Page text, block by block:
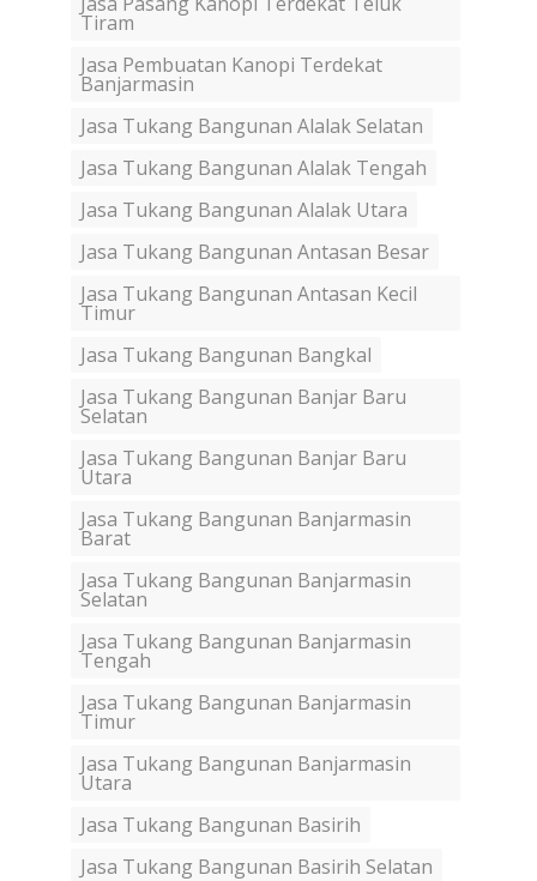
Tiram
Jasa Pembuatan Kanopi Terdekat
Banjarmasin
Jasa Tukang Bangunan Alalak Selatan
Jasa Tukang Bangunan Alalak Tengah
Jasa Tukang Bangunan Alalak Utara
Jasa Tukang Bangunan Antasan Besar
Jasa Tukang Bangunan Antasan Kecil
Timur
Jasa Tukang Bangunan Bangkal
Jasa Tukang Bangunan Banjar Baru
Selatan
Jasa Tukang Bangunan Banjar Baru
Utara
Jasa Tukang Bangunan Banjarmasin
Barat
Jasa Tukang Bangunan Banjarmasin
Selatan
Jasa Tukang Bangunan Banjarmasin
Tengah
Jasa Tukang Bangunan Banjarmasin
Timur
Jasa Tukang Bangunan Banjarmasin
Utara
Jasa Tukang Bangunan Basirih
Jasa Tukang Bangunan Basirih Selatan